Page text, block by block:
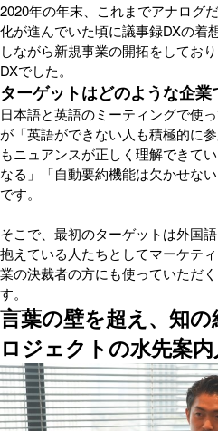
2020年の年末、これまでアナログ
化が進んでいた頃に議事録DXの着
しながら新規事業の開拓をしてお
DXでした。
ターゲットはどのような企業
日本語と英語のミーティングで使
が「英語ができない人も積極的に
もニュアンスが正しく理解できて
なる」「自動要約機能は欠かせな
です。
そこで、最初のターゲットは外国
抱えている人たちとしてマーケテ
業の決裁者の方にも使っていただ
す。
言葉の壁を超え、知
ロジェクトの水先案